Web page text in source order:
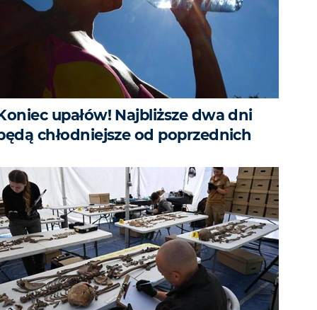
upałów! Najbliższe dwa dni
chłodniejsze od poprzednich